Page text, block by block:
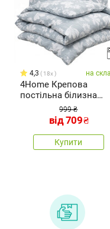
4,3 18x на
4Home Крепова
постільна білизна
Gentle Green
999 ₴
від709₴
Купити